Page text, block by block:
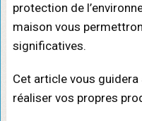
protection de
maison vous
significatives.
Cet article vous
réaliser vos propres